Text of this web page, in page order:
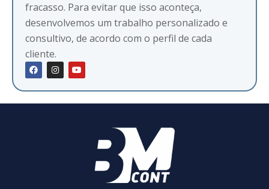
fracasso. Para evitar que isso aconteça,
desenvolvemos um trabalho personalizado e
consultivo, de acordo com o perfil de cada
cliente.